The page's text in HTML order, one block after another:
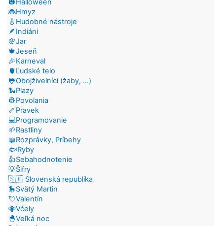
🎃Halloween
🐞Hmyz
🎸Hudobné nástroje
🪶Indiáni
🌸Jar
🍁Jeseň
🎉Karneval
🫀Ľudské telo
🐸Obojživelníci (žaby, ...)
🐍Plazy
👷Povolania
🦴Pravek
💻Programovanie
🌱Rastliny
📖Rozprávky, Príbehy
🐟Ryby
👍Sebahodnotenie
💡Šifry
🇸🇰 Slovenská republika
🎠Svätý Martin
💘Valentín
🐝Včely
🐣Veľká noc